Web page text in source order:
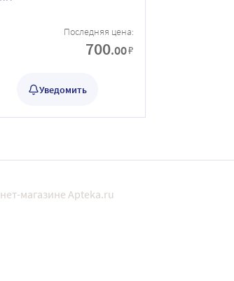
Последняя цена:
700.00₽
Уведомить
магазине Apteka.ru